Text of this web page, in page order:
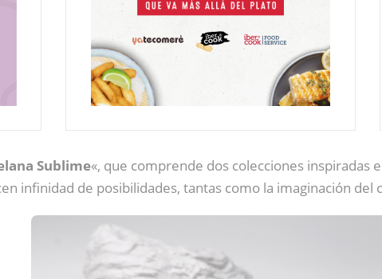
Sublime«, que comprende dos colecciones inspiradas
infinidad de posibilidades, tantas como la imaginación del